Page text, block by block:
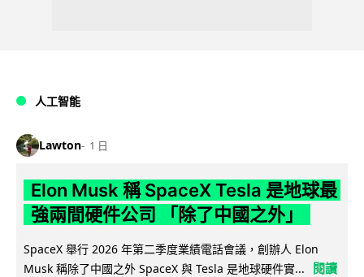
人工智能
Lawton 1 日
Elon Musk 稱 SpaceX Tesla 是地球最
強兩間硬件公司 「除了中國之外」
SpaceX 舉行 2026 年第二季度業績電話會議，創辦人 Elon
Musk 稱除了中國之外 SpaceX 與 Tesla 是地球硬件實...
閱讀